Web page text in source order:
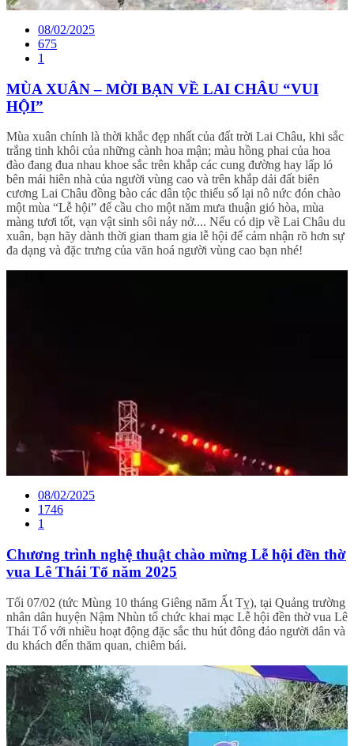
08/02/2025
675
1
MÙA XUÂN – MỜI BẠN VỀ LAI CHÂU “VUI
HỘI”
Mùa xuân chính là thời khắc đẹp nhất của đất trời Lai Châu, khi sắc
trắng tinh khôi của những cành hoa mận; màu hồng phai của hoa
đào đang đua nhau khoe sắc trên khắp các cung đường hay lấp ló
bên mái hiên nhà của người vùng cao và trên khắp dải đất biên
cương Lai Châu đồng bào các dân tộc thiểu số lại nô nức đón chào
một mùa “Lễ hội” để cầu cho một năm mưa thuận gió hòa, mùa
màng tươi tốt, vạn vật sinh sôi nảy nở.... Nếu có dịp về Lai Châu du
xuân, bạn hãy dành thời gian tham gia lễ hội để cảm nhận rõ hơn sự
đa dạng và đặc trưng của văn hoá người vùng cao bạn nhé!
08/02/2025
1746
1
Chương trình nghệ thuật chào mừng Lễ hội đền thờ
vua Lê Thái Tổ năm 2025
Tối 07/02 (tức Mùng 10 tháng Giêng năm Ất Tỵ), tại Quảng trường
nhân dân huyện Nậm Nhùn tổ chức khai mạc Lễ hội đền thờ vua Lê
Thái Tổ với nhiều hoạt động đặc sắc thu hút đông đảo người dân và
du khách đến thăm quan, chiêm bái.